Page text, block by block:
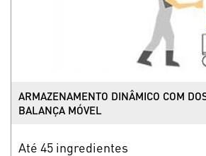
ARMAZENAMENTO DINÂMICO COM
BALANÇA MÓVEL
Até 45 ingredientes